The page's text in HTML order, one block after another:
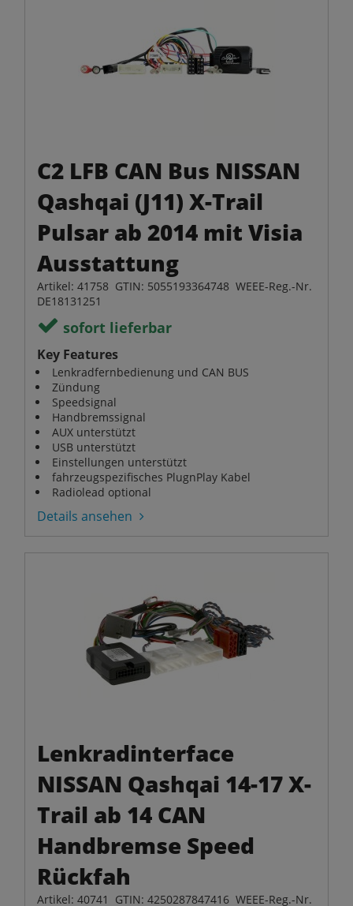
C2 LFB CAN Bus NISSAN
Qashqai (J11) X-Trail
Pulsar ab 2014 mit Visia
Ausstattung
Artikel: 41758 GTIN: 5055193364748 WEEE-Reg.-Nr.
DE18131251
sofort lieferbar
Key Features
Lenkradfernbedienung und CAN BUS
Zündung
Speedsignal
Handbremssignal
AUX unterstützt
USB unterstützt
Einstellungen unterstützt
fahrzeugspezifisches PlugnPlay Kabel
Radiolead optional
Details ansehen
Lenkradinterface
NISSAN Qashqai 14-17 X-
Trail ab 14 CAN
Handbremse Speed
Rückfah
Artikel: 40741 GTIN: 4250287847416 WEEE-Reg.-Nr.